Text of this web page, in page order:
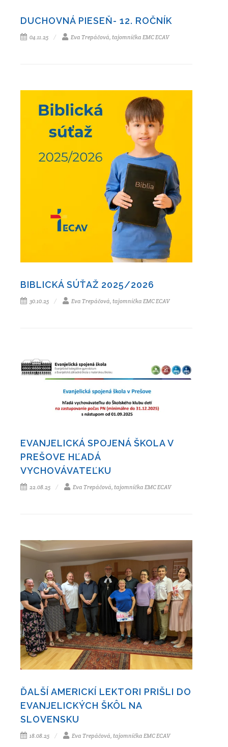
DUCHOVNÁ PIESEŇ- 12. ROČNÍK
04.11.25 Eva Trepáčová, tajomníčka EMC ECAV
BIBLICKÁ SÚŤAŽ 2025/2026
30.10.25 Eva Trepáčová, tajomníčka EMC ECAV
EVANJELICKÁ SPOJENÁ ŠKOLA V
PREŠOVE HĽADÁ
VYCHOVÁVATEĽKU
22.08.25 Eva Trepáčová, tajomníčka EMC ECAV
ĎALŠÍ AMERICKÍ LEKTORI PRIŠLI DO
EVANJELICKÝCH ŠKÔL NA
SLOVENSKU
18.08.25 Eva Trepáčová, tajomníčka EMC ECAV